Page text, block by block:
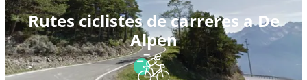
Rutes ciclistes de carreres a De
Alpen